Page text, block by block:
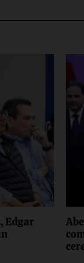
Edgar